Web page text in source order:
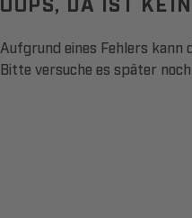
Aufgrund eines Fehlers kann
Bitte versuche es später noch